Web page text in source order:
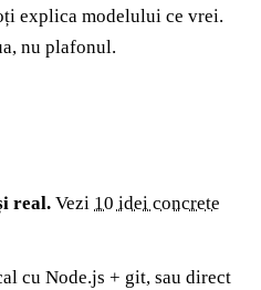
explica modelului ce vrei.
nu plafonul.
real. Vezi 10 idei concrete
cu Node.js + git, sau direct